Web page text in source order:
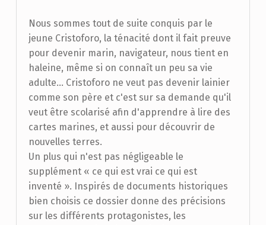
Nous sommes tout de suite conquis par le
jeune Cristoforo, la ténacité dont il fait preuve
pour devenir marin, navigateur, nous tient en
haleine, même si on connaît un peu sa vie
adulte... Cristoforo ne veut pas devenir lainier
comme son père et c'est sur sa demande qu'il
veut être scolarisé afin d'apprendre à lire des
cartes marines, et aussi pour découvrir de
nouvelles terres.
Un plus qui n'est pas négligeable le
supplément « ce qui est vrai ce qui est
inventé ». Inspirés de documents historiques
bien choisis ce dossier donne des précisions
sur les différents protagonistes, les